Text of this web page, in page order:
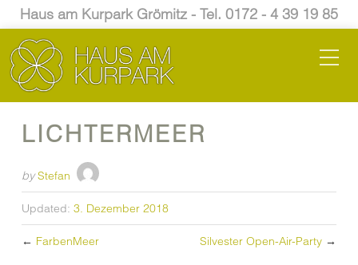
Haus am Kurpark Grömitz - Tel. 0172 - 4 39 19 85
LICHTERMEER
by Stefan
Updated: 3. Dezember 2018
← FarbenMeer Silvester Open-Air-Party →